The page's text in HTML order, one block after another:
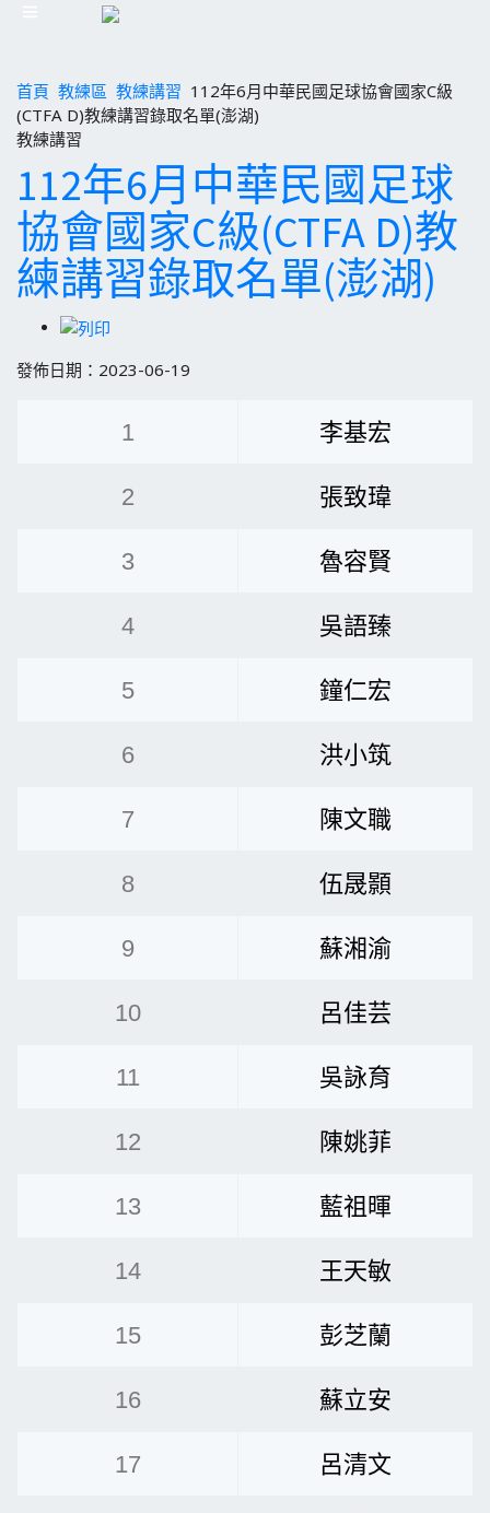
首頁 教練區 教練講習 112年6月中華民國足球協會國家C級
(CTFA D)教練講習錄取名單(澎湖)
教練講習
112年6月中華民國足球
協會國家C級(CTFA D)教
練講習錄取名單(澎湖)
發佈日期：2023-06-19
1 李基宏
2 張致瑋
3 魯容賢
4 吳語臻
5 鐘仁宏
6 洪小筑
7 陳文職
8 伍晟顥
9 蘇湘渝
10 呂佳芸
11 吳詠育
12 陳姚菲
13 藍祖暉
14 王天敏
15 彭芝蘭
16 蘇立安
17 呂清文